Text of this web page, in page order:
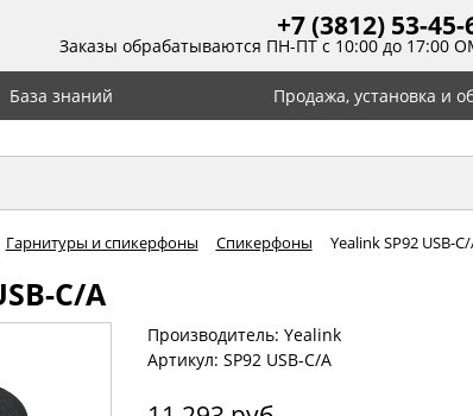
+7 (3812) 53-45-
Заказы обрабатываются ПН-ПТ с 10:00 до 17:00
База знаний Продажа, установка и
Гарнитуры и спикерфоны Спикерфоны Yealink SP92 USB-
C/A
Производитель: Yealink
Артикул: SP92 USB-C/A